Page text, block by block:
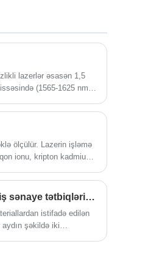
istifadə olunur.
lazerlər əsasən 1,5
(1565-1625 nm)
ilə əlaqəli optik rabitədə
reflektorunda,
ölçülür. Lazerin işləmə
ionu, kripton kadmium
şüşəsi kimi möhkəm lazer,
güclü oriyentasiya
məsafəölçən dəqiqliyini
Yarımkeçirici lazer bazarı geniş perspektivlərə və geniş sənaye tətbiqlərinə malikdir
istifadə edilən
şəkildə iki